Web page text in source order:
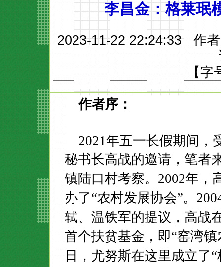
李昌金：格莱珉
2023-11-22 22:24:33 作
【字
作者序：
2021年五一长假期间，
秘书长高战的邀请，笔者
镇陆口村考察。 2002年，
办了“农村发展协会”。
轼、温铁军的提议 ，高战
首个扶贫基金 ，即“窑湾
日，尤努斯在这里成立了